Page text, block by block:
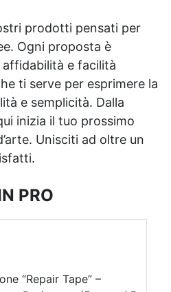
prodotti pensati per
Ogni proposta è
e facilità
ti serve per esprimere la
e semplicità. Dalla
inizia il tuo prossimo
Unisciti ad oltre un
PRO